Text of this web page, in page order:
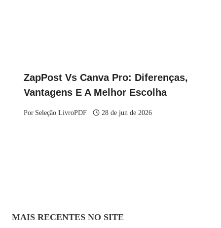
ZapPost Vs Canva Pro: Diferenças,
Vantagens E A Melhor Escolha
Por Seleção LivroPDF 28 de jun de 2026
MAIS RECENTES NO SITE